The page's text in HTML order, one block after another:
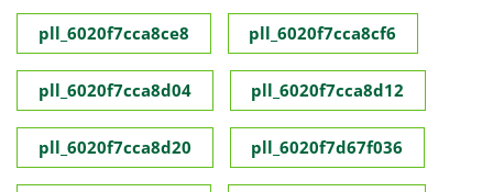
pll_6020f7cca8ce8 pll_6020f7cca8cf6
pll_6020f7cca8d04 pll_6020f7cca8d12
pll_6020f7cca8d20 pll_6020f7d67f036